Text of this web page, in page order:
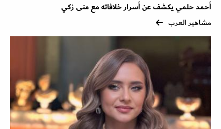
أحمد حلمي يكشف عن أسرار خلافاته مع منى زكي
مشاهير العرب